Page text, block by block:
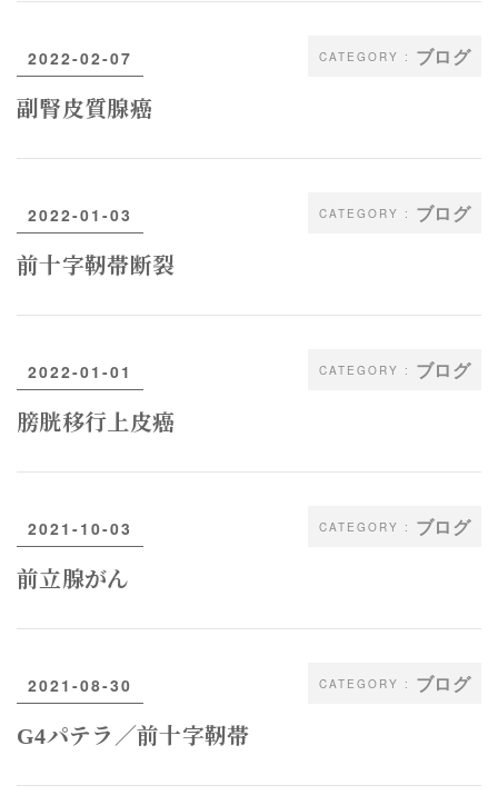
ブログ
2022-02-07
副腎皮質腺癌
ブログ
2022-01-03
前十字靭帯断裂
ブログ
2022-01-01
膀胱移行上皮癌
ブログ
2021-10-03
前立腺がん
ブログ
2021-08-30
G4パテラ／前十字靭帯